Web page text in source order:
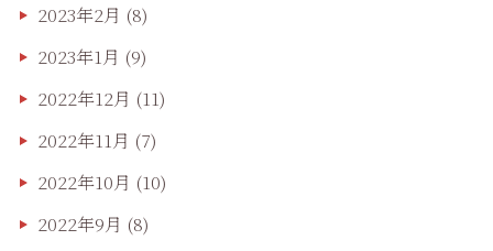
2023年2月 (8)
2023年1月 (9)
2022年12月 (11)
2022年11月 (7)
2022年10月 (10)
2022年9月 (8)